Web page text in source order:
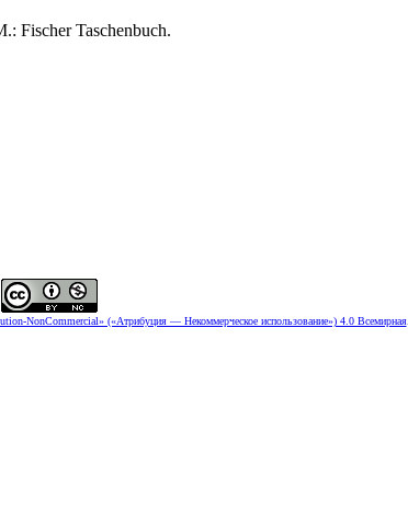
Fischer Taschenbuch.
NonCommercial» («Атрибуция — Некоммерческое использование») 4.0 Всемирная.